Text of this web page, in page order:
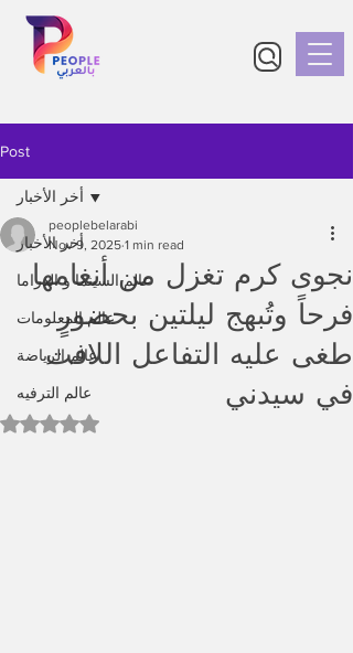
Post
أخر الأخبار
عالم السينما و الدراما
عالم المعلومات
عالم الرياضة
عالم الترفيه
أخر الأخبار
نجوى كرم تغزل من أنغامها
فرحاً وتُبهج ليلتين بحضورٍ
طغى عليه التفاعل اللافت
في سيدني
peoplebelarabi
Nov 9, 2025 1 min read
Rated NaN out of 5 stars.